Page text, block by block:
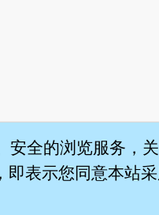
安全的浏览服务，
表示您同意本站